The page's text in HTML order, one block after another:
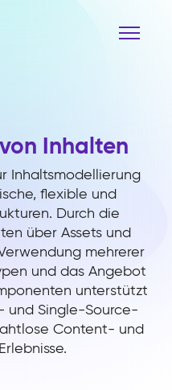
Inhalten
Inhaltsmodellierung
flexible und
Durch die
über Assets und
mehrerer
und das Angebot
unterstützt
und Single-Source-
Content- und